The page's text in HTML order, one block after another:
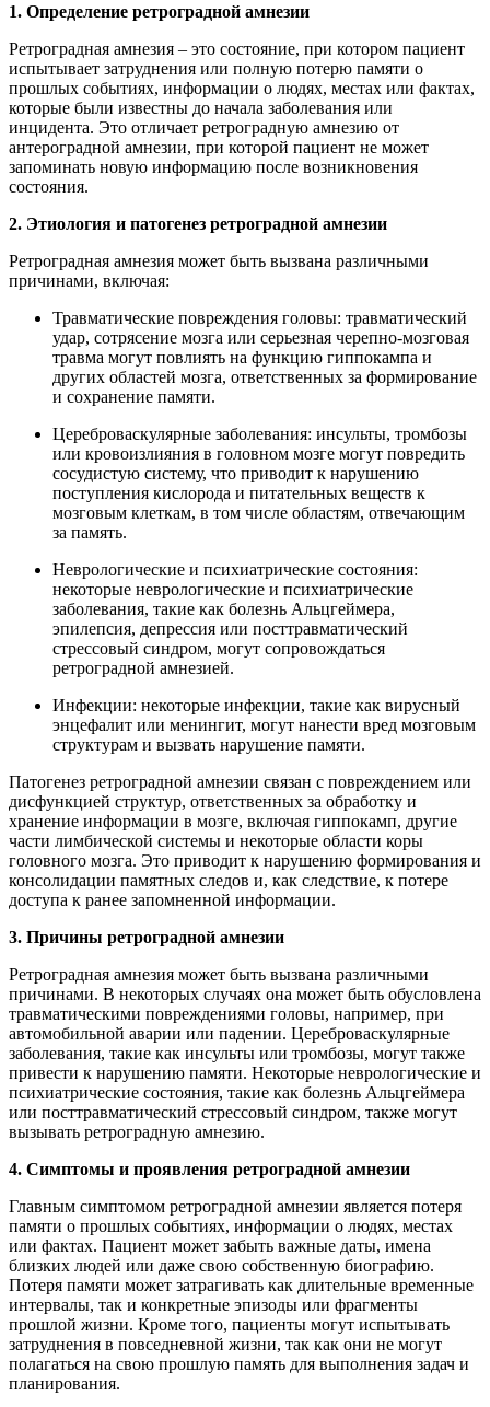
1. Определение ретроградной амнезии
Ретроградная амнезия – это состояние, при котором пациент
испытывает затруднения или полную потерю памяти о
прошлых событиях, информации о людях, местах или фактах,
которые были известны до начала заболевания или
инцидента. Это отличает ретроградную амнезию от
антероградной амнезии, при которой пациент не может
запоминать новую информацию после возникновения
состояния.
2. Этиология и патогенез ретроградной амнезии
Ретроградная амнезия может быть вызвана различными
причинами, включая:
Травматические повреждения головы: травматический
удар, сотрясение мозга или серьезная черепно-мозговая
травма могут повлиять на функцию гиппокампа и
других областей мозга, ответственных за формирование
и сохранение памяти.
Цереброваскулярные заболевания: инсульты, тромбозы
или кровоизлияния в головном мозге могут повредить
сосудистую систему, что приводит к нарушению
поступления кислорода и питательных веществ к
мозговым клеткам, в том числе областям, отвечающим
за память.
Неврологические и психиатрические состояния:
некоторые неврологические и психиатрические
заболевания, такие как болезнь Альцгеймера,
эпилепсия, депрессия или посттравматический
стрессовый синдром, могут сопровождаться
ретроградной амнезией.
Инфекции: некоторые инфекции, такие как вирусный
энцефалит или менингит, могут нанести вред мозговым
структурам и вызвать нарушение памяти.
Патогенез ретроградной амнезии связан с повреждением или
дисфункцией структур, ответственных за обработку и
хранение информации в мозге, включая гиппокамп, другие
части лимбической системы и некоторые области коры
головного мозга. Это приводит к нарушению формирования и
консолидации памятных следов и, как следствие, к потере
доступа к ранее запомненной информации.
3. Причины ретроградной амнезии
Ретроградная амнезия может быть вызвана различными
причинами. В некоторых случаях она может быть обусловлена
травматическими повреждениями головы, например, при
автомобильной аварии или падении. Цереброваскулярные
заболевания, такие как инсульты или тромбозы, могут также
привести к нарушению памяти. Некоторые неврологические и
психиатрические состояния, такие как болезнь Альцгеймера
или посттравматический стрессовый синдром, также могут
вызывать ретроградную амнезию.
4. Симптомы и проявления ретроградной амнезии
Главным симптомом ретроградной амнезии является потеря
памяти о прошлых событиях, информации о людях, местах
или фактах. Пациент может забыть важные даты, имена
близких людей или даже свою собственную биографию.
Потеря памяти может затрагивать как длительные временные
интервалы, так и конкретные эпизоды или фрагменты
прошлой жизни. Кроме того, пациенты могут испытывать
затруднения в повседневной жизни, так как они не могут
полагаться на свою прошлую память для выполнения задач и
планирования.